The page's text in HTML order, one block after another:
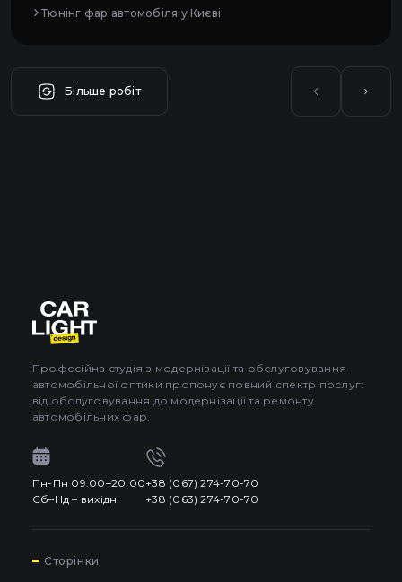
Тюнінг фар автомобіля у Києві
Більше робіт
Професійна студія з модернізації та обслуговування
автомобільної оптики пропонує повний спектр послуг:
від обслуговування до модернізації та ремонту
автомобільних фар.
Пн-Пн 09:00–20:00
Сб–Нд – вихідні
+38 (067) 274-70-70
+38 (063) 274-70-70
Сторінки